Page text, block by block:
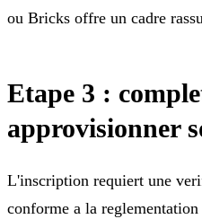
ou Bricks offre un cadre
Etape 3 :
approvisionner
L'inscription requiert une
conforme a la